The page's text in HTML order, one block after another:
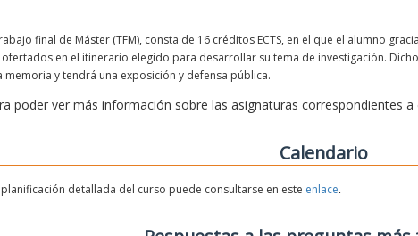
final de Máster (TFM), consta de 16 créditos ECTS, en el que el alumno
ofertados en el itinerario elegido para desarrollar su tema de investigación.
memoria y tendrá una exposición y defensa pública.
poder ver más información sobre las asignaturas correspondientes
Calendario
planificación detallada del curso puede consultarse en este enlace.